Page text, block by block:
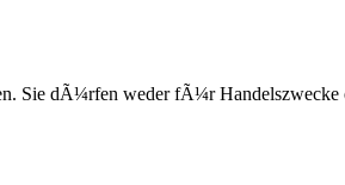
dÃ¼rfen weder fÃ¼r Handelszwecke